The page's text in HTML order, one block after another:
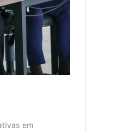
em